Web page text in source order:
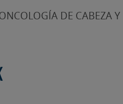
DE CABEZA Y